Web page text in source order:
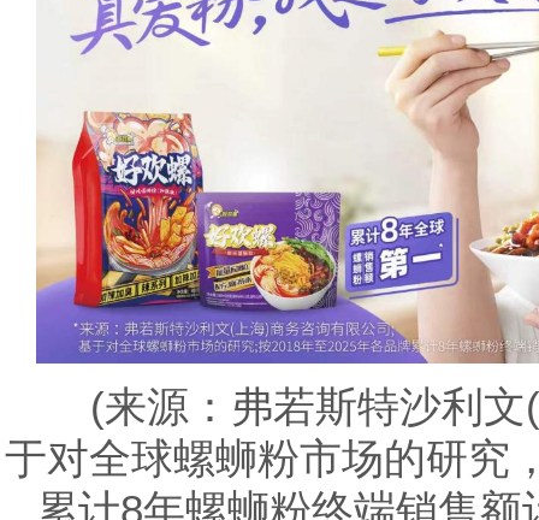
(来源：弗若斯特沙利文(
于对全球螺蛳粉市场的研究
累计8年螺蛳粉终端销售